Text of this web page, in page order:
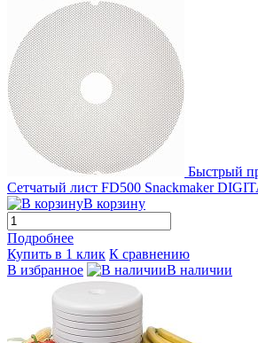
Быстрый
Сетчатый лист FD500 Snackmaker
В корзину
Подробнее
Купить в 1 клик К сравнению
В избранное
В наличии